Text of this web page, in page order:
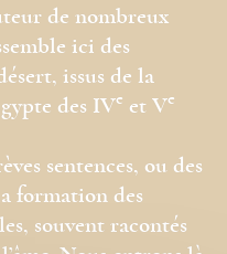
de nombreux
ici des
issus de la
des IVe et Ve
sentences, ou des
formation des
souvent racontés